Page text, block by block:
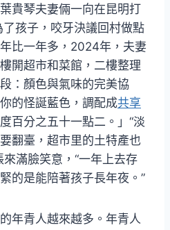
貴琴夫妻倆一向在昆明打
孩子，咬牙決議回村做點
比一年多，2024年，夫妻
開超市和菜館，二樓整理
：顏色與氣味的完美協
的怪誕藍色，調配成共享
百分之五十一點二。」“淡
翻臺，超市里的土特產也
滿臉笑意，“一年上去存
的是能陪著孩子長年夜。”
年青人越來越多。年青人